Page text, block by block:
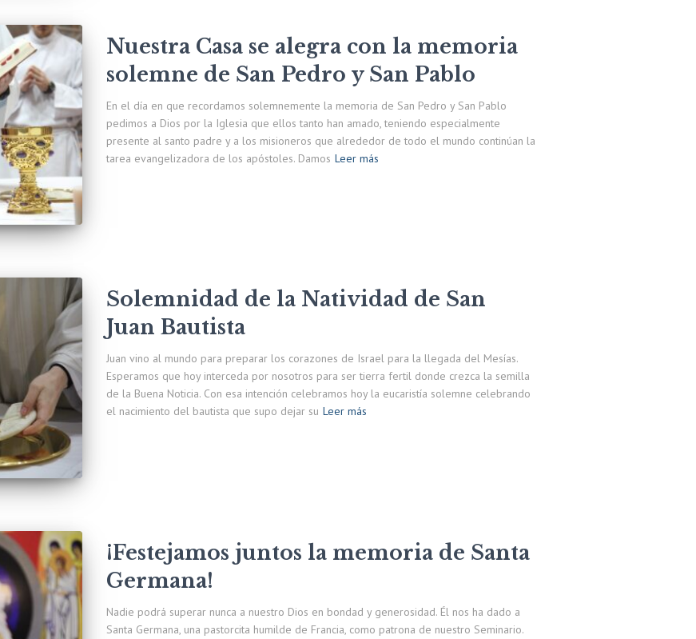
Nuestra Casa se alegra con la memoria
solemne de San Pedro y San Pablo
En el día en que recordamos solemnemente la memoria de San Pedro y San Pablo
pedimos a Dios por la Iglesia que ellos tanto han amado, teniendo especialmente
presente al santo padre y a los misioneros que alrededor de todo el mundo continúan la
tarea evangelizadora de los apóstoles. Damos Leer más
Solemnidad de la Natividad de San
Juan Bautista
Juan vino al mundo para preparar los corazones de Israel para la llegada del Mesías.
Esperamos que hoy interceda por nosotros para ser tierra fertil donde crezca la semilla
de la Buena Noticia. Con esa intención celebramos hoy la eucaristía solemne celebrando
el nacimiento del bautista que supo dejar su Leer más
¡Festejamos juntos la memoria de Santa
Germana!
Nadie podrá superar nunca a nuestro Dios en bondad y generosidad. Él nos ha dado a
Santa Germana, una pastorcita humilde de Francia, como patrona de nuestro Seminario.